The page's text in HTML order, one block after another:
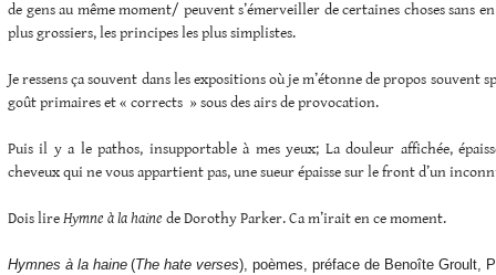
de gens au même moment/ peuvent s’émerveiller de certaines choses sans
plus grossiers, les principes les plus simplistes.
Je ressens ça souvent dans les expositions où je m’étonne de propos souvent
goût primaires et « corrects » sous des airs de provocation.
Puis il y a le pathos, insupportable à mes yeux; La douleur affichée,
cheveux qui ne vous appartient pas, une sueur épaisse sur le front d’un
Dois lireHymne à la haine de Dorothy Parker. Ca m’irait en ce moment.
Hymnes à la haine (The hate verses), poèmes, préface de Benoîte Groult,